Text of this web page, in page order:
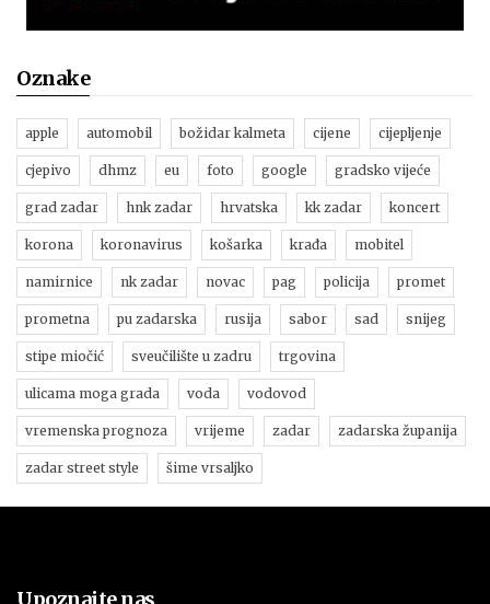
Oznake
apple automobil božidar kalmeta cijene cijepljenje
cjepivo dhmz eu foto google gradsko vijeće
grad zadar hnk zadar hrvatska kk zadar koncert
korona koronavirus košarka krađa mobitel
namirnice nk zadar novac pag policija promet
prometna pu zadarska rusija sabor sad snijeg
stipe miočić sveučilište u zadru trgovina
ulicama moga grada voda vodovod
vremenska prognoza vrijeme zadar zadarska županija
zadar street style šime vrsaljko
Upoznajte nas